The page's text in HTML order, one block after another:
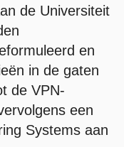
de Universiteit
en
in de gaten
de VPN-
een
Systems aan